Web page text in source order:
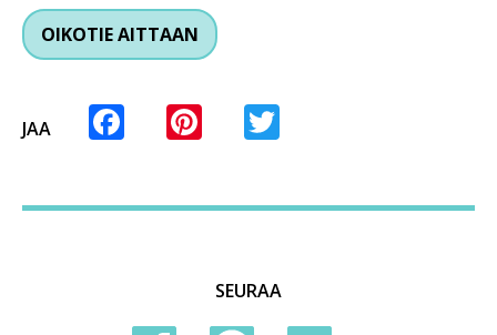
OIKOTIE AITTAAN
JAA Facebook
Pinterest
SEURAA